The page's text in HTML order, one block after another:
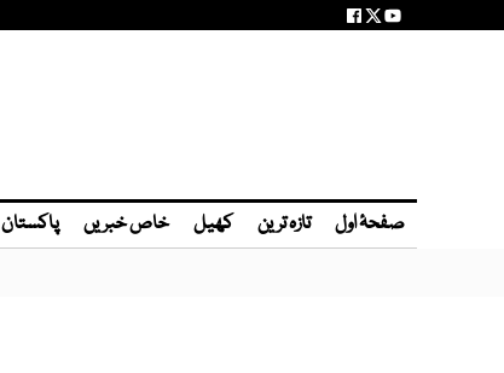
صفحۂ اول تازہ ترین کھیل خاص خبریں پاکستان